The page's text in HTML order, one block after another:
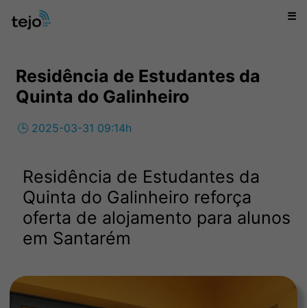
☰
Residência de Estudantes da
Quinta do Galinheiro
🕒 2025-03-31 09:14h
Residência de Estudantes da
Quinta do Galinheiro reforça
oferta de alojamento para alunos
em Santarém